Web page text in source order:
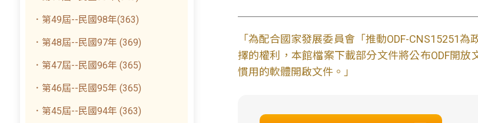
．第49屆--民國98年(363)
．第48屆--民國97年 (369)
．第47屆--民國96年 (365)
．第46屆--民國95年 (365)
．第45屆--民國94年 (363)
「為配合國家發展委員會「推動ODF-CNS15251
擇的權利，本館檔案下載部分文件將公布ODF開
慣用的軟體開啟文件。」